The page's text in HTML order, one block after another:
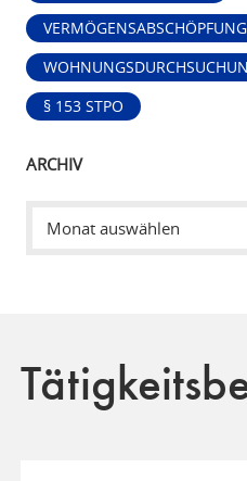
VERMÖGENSABSCHÖPFUNG
§ 153 STPO
ARCHIV